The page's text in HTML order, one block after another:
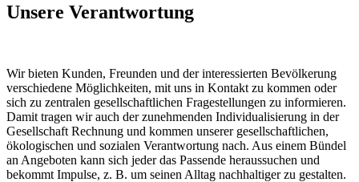
Unsere Verantwortung
Wir bieten Kunden, Freunden und der interessierten Bevölkerung
verschiedene Möglichkeiten, mit uns in Kontakt zu kommen oder
sich zu zentralen gesellschaftlichen Fragestellungen zu informieren.
Damit tragen wir auch der zunehmenden Individualisierung in der
Gesellschaft Rechnung und kommen unserer gesellschaftlichen,
ökologischen und sozialen Verantwortung nach. Aus einem Bündel
an Angeboten kann sich jeder das Passende heraussuchen und
bekommt Impulse, z. B. um seinen Alltag nachhaltiger zu gestalten.